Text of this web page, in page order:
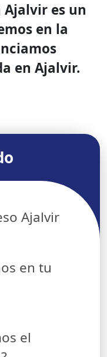
es un
en la
en Ajalvir.
Ajalvir
en tu
el